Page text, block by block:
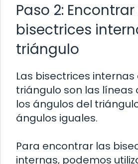
Paso 2:
bisectrices
triángulo
Las bisectrices internas
triángulo son las líneas
los ángulos del
ángulos iguales.
Para encontrar las
internas, podemos